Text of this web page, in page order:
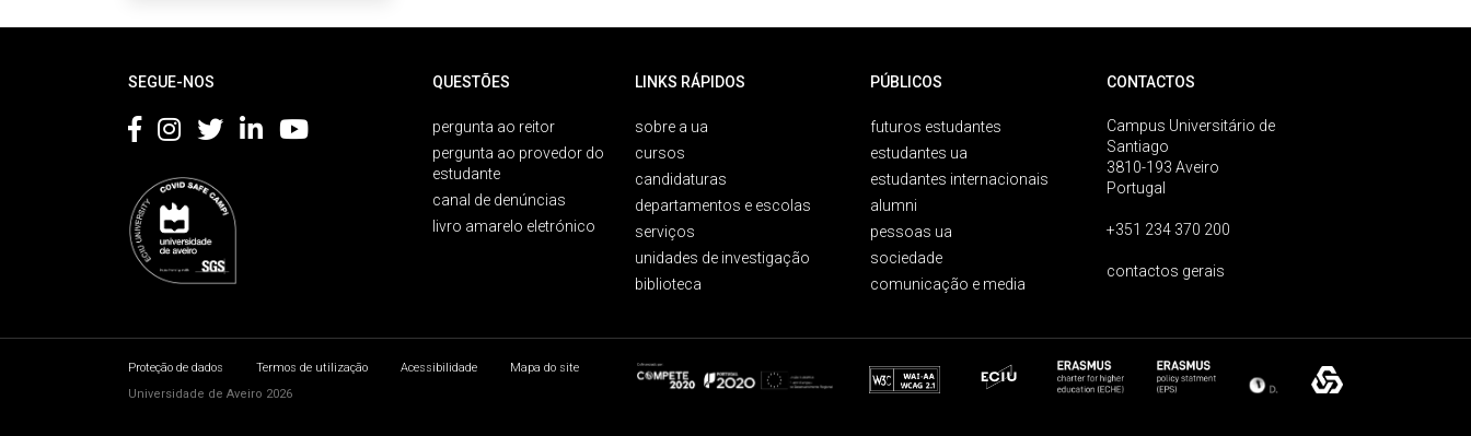
SEGUE-NOS QUESTÕES
pergunta ao reitor
pergunta ao provedor do
estudante
canal de denúncias
livro amarelo eletrónico
LINKS RÁPIDOS
sobre a ua
cursos
candidaturas
departamentos e escolas
serviços
unidades de investigação
biblioteca
PÚBLICOS
futuros estudantes
estudantes ua
estudantes internacionais
alumni
pessoas ua
sociedade
comunicação e media
CONTACTOS
Campus Universitário de
Santiago
3810-193 Aveiro
Portugal
+351 234 370 200
contactos gerais
Proteção de dados Termos de utilização Acessibilidade
Mapa do site
Universidade de Aveiro 2026